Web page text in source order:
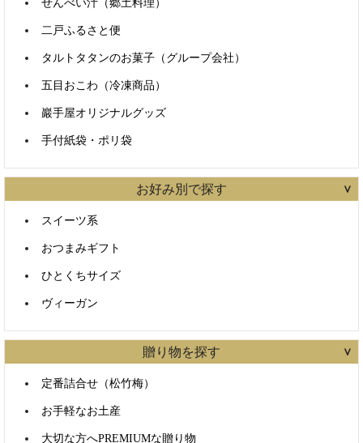
すべて含む
せんべい汁（郷土料理）
二戸ふるさと便
タルトタタンのお菓子（グループ会社）
五目おこわ（冷凍商品）
巖手屋オリジナルグッズ
手付紙袋・ポリ袋
お好み別で探す
スイーツ系
おつまみギフト
ひとくちサイズ
ヴィーガン
贈り物を探す
定番詰合せ（松竹梅）
お手軽なお土産
大切な方へPREMIUMな贈り物